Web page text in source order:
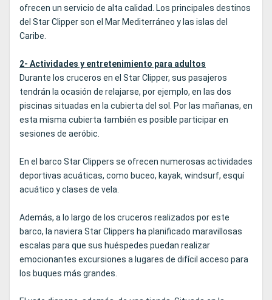
ofrecen un servicio de alta calidad. Los principales destinos
del Star Clipper son el Mar Mediterráneo y las islas del
Caribe.
2- Actividades y entretenimiento para adultos
Durante los cruceros en el Star Clipper, sus pasajeros
tendrán la ocasión de relajarse, por ejemplo, en las dos
piscinas situadas en la cubierta del sol. Por las mañanas, en
esta misma cubierta también es posible participar en
sesiones de aeróbic.
En el barco Star Clippers se ofrecen numerosas actividades
deportivas acuáticas, como buceo, kayak, windsurf, esquí
acuático y clases de vela.
Además, a lo largo de los cruceros realizados por este
barco, la naviera Star Clippers ha planificado maravillosas
escalas para que sus huéspedes puedan realizar
emocionantes excursiones a lugares de difícil acceso para
los buques más grandes.